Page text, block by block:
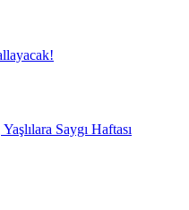
Saygı Haftası